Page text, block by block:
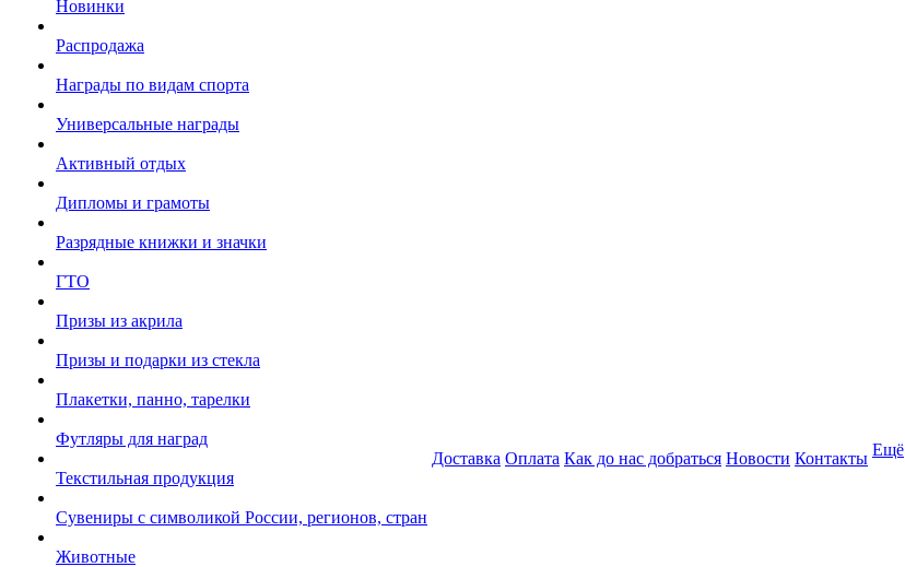
Новинки
Распродажа
Награды по видам спорта
Универсальные награды
Активный отдых
Дипломы и грамоты
Разрядные книжки и значки
ГТО
Призы из акрила
Призы и подарки из стекла
Плакетки, панно, тарелки
Футляры для наград
Текстильная продукция
Сувениры с символикой России, регионов, стран
Животные
Доставка Оплата Как до нас добраться Новости Контакты Ещё